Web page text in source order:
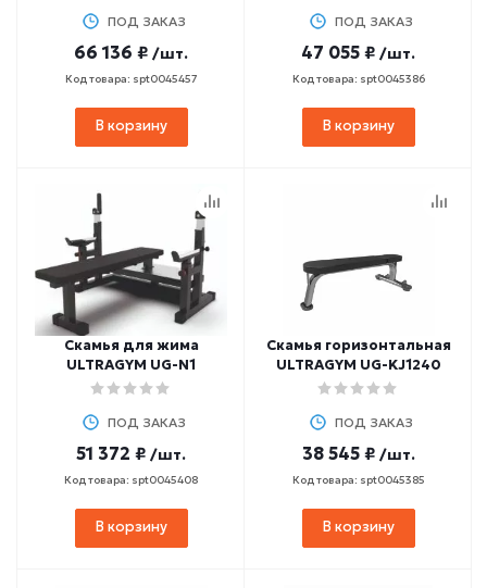
ПОД ЗАКАЗ
66 136 ₽ /шт.
Код товара: spt0045457
В корзину
ПОД ЗАКАЗ
47 055 ₽ /шт.
Код товара: spt0045386
В корзину
Скамья для жима
ULTRAGYM UG-N1
ПОД ЗАКАЗ
51 372 ₽ /шт.
Код товара: spt0045408
В корзину
Скамья горизонтальная
ULTRAGYM UG-KJ1240
ПОД ЗАКАЗ
38 545 ₽ /шт.
Код товара: spt0045385
В корзину